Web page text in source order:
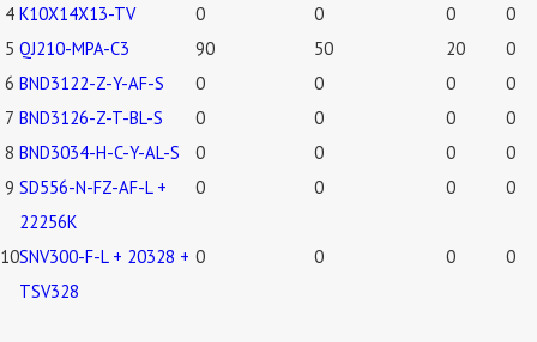
4 K10X14X13-TV 0 0 0
0
5 QJ210-MPA-C3 90 50 20
0
6 BND3122-Z-Y-AF-S 0 0 0
0
7 BND3126-Z-T-BL-S 0 0 0
0
8 BND3034-H-C-Y-AL-S 0 0 0
0
9 SD556-N-FZ-AF-L +
22256K
0 0 0 0
10SNV300-F-L + 20328 +
TSV328
0 0 0 0